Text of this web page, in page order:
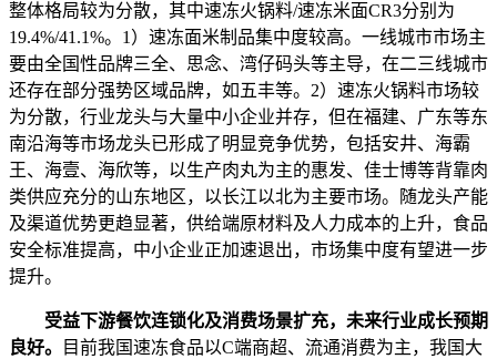
整体格局较为分散，其中速冻火锅料/速冻米面CR3分别为
19.4%/41.1%。1）速冻面米制品集中度较高。一线城市市场主
要由全国性品牌三全、思念、湾仔码头等主导，在二三线城市
还存在部分强势区域品牌，如五丰等。2）速冻火锅料市场较
为分散，行业龙头与大量中小企业并存，但在福建、广东等东
南沿海等市场龙头已形成了明显竞争优势，包括安井、海霸
王、海壹、海欣等，以生产肉丸为主的惠发、佳士博等背靠肉
类供应充分的山东地区，以长江以北为主要市场。随龙头产能
及渠道优势更趋显著，供给端原材料及人力成本的上升，食品
安全标准提高，中小企业正加速退出，市场集中度有望进一步
提升。
受益下游餐饮连锁化及消费场景扩充，未来行业成长预期
良好。
目前我国速冻食品以C端商超、流通消费为主，我国大